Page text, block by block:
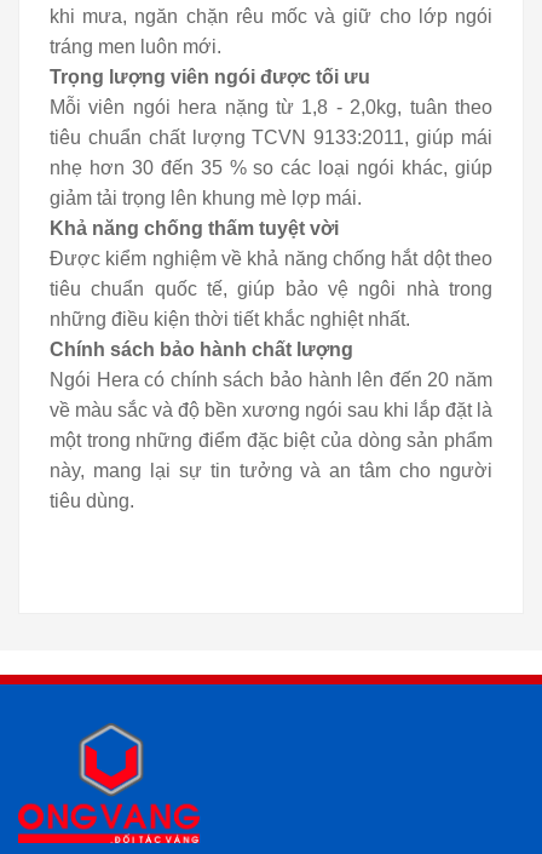
khi mưa, ngăn chặn rêu mốc và giữ cho lớp ngói
tráng men luôn mới.
Trọng lượng viên ngói được tối ưu
Mỗi viên ngói hera nặng từ 1,8 - 2,0kg, tuân theo
tiêu chuẩn chất lượng TCVN 9133:2011, giúp mái
nhẹ hơn 30 đến 35 % so các loại ngói khác, giúp
giảm tải trọng lên khung mè lợp mái.
Khả năng chống thấm tuyệt vời
Được kiểm nghiệm về khả năng chống hắt dột theo
tiêu chuẩn quốc tế, giúp bảo vệ ngôi nhà trong
những điều kiện thời tiết khắc nghiệt nhất.
Chính sách bảo hành chất lượng
Ngói Hera có chính sách bảo hành lên đến 20 năm
về màu sắc và độ bền xương ngói sau khi lắp đặt là
một trong những điểm đặc biệt của dòng sản phẩm
này, mang lại sự tin tưởng và an tâm cho người
tiêu dùng.